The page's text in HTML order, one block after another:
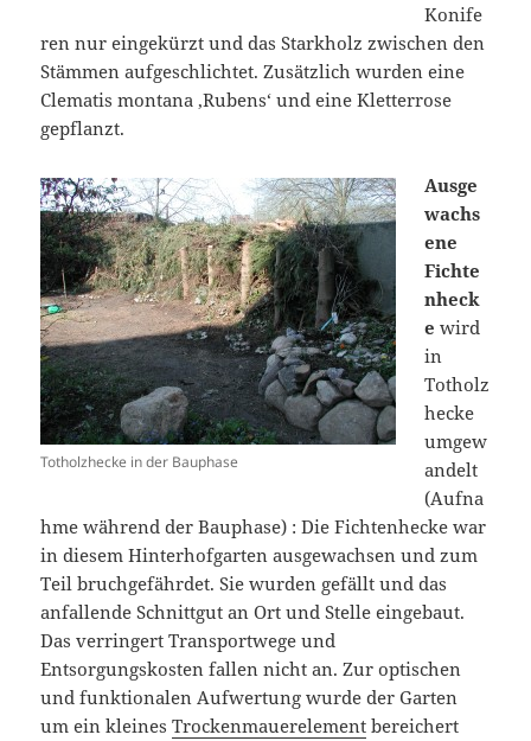
Konife
ren nur eingekürzt und das Starkholz zwischen den
Stämmen aufgeschlichtet. Zusätzlich wurden eine
Clematis montana ‚Rubens‘ und eine Kletterrose
gepflanzt.
Totholzhecke in der Bauphase
Ausge
wachs
ene
Fichte
nheck
e wird
in
Totholz
hecke
umgew
andelt
(Aufna
hme während der Bauphase) : Die Fichtenhecke war
in diesem Hinterhofgarten ausgewachsen und zum
Teil bruchgefährdet. Sie wurden gefällt und das
anfallende Schnittgut an Ort und Stelle eingebaut.
Das verringert Transportwege und
Entsorgungskosten fallen nicht an. Zur optischen
und funktionalen Aufwertung wurde der Garten
um ein kleinesTrockenmauerelement bereichert